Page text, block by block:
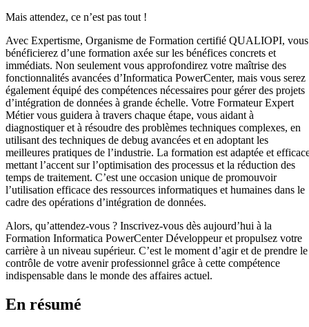
Mais attendez, ce n’est pas tout !
Avec Expertisme, Organisme de Formation certifié QUALIOPI, vous
bénéficierez d’une formation axée sur les bénéfices concrets et
immédiats. Non seulement vous approfondirez votre maîtrise des
fonctionnalités avancées d’Informatica PowerCenter, mais vous serez
également équipé des compétences nécessaires pour gérer des projets
d’intégration de données à grande échelle. Votre Formateur Expert
Métier vous guidera à travers chaque étape, vous aidant à
diagnostiquer et à résoudre des problèmes techniques complexes, en
utilisant des techniques de debug avancées et en adoptant les
meilleures pratiques de l’industrie. La formation est adaptée et
mettant l’accent sur l’optimisation des processus et la réduction des
temps de traitement. C’est une occasion unique de promouvoir
l’utilisation efficace des ressources informatiques et humaines dans le
cadre des opérations d’intégration de données.
Alors, qu’attendez-vous ? Inscrivez-vous dès aujourd’hui à la
Formation Informatica PowerCenter Développeur et propulsez votre
carrière à un niveau supérieur. C’est le moment d’agir et de prendre le
contrôle de votre avenir professionnel grâce à cette compétence
indispensable dans le monde des affaires actuel.
En résumé